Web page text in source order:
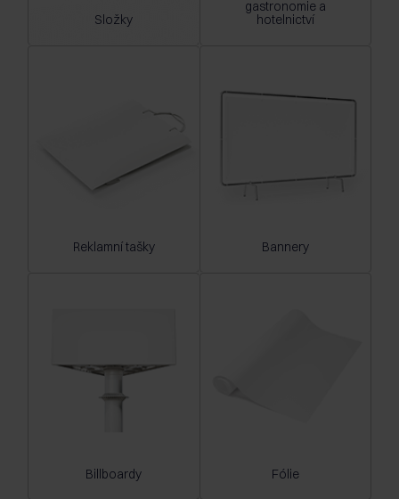
Složky
gastronomie a
hotelnictví
Reklamní tašky Bannery
Billboardy Fólie